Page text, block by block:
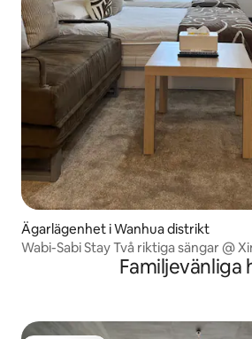
Ägarlägenhet i Wanhua distrikt
Wabi-Sabi Stay Två riktiga sängar @
Familjevänliga